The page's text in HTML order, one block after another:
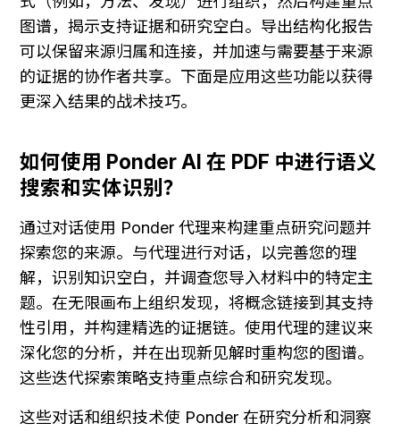
图谱，揭示支持证据和研究空白。导出结构化报告
可以保留来源归属和连接，并加速与需要基于来源
的证据的协作者共享。下面是应用这些功能以获得
更深入结果的战术技巧。
如何使用 Ponder AI 在 PDF 中进行语义
搜索和实体识别？
通过对话使用 Ponder 代理来构建重点研究问题并
探索您的来源。与代理进行对话，以完善您的理
解，识别知识空白，并调查您导入材料中的特定主
题。在无限画布上组织发现，将概念链接到其支持
性引用，并构建精选的证据链。使用代理的建议来
深化您的分析，并在出现新见解时重构您的图谱。
这些迭代探索策略支持重点综合和研究发现。
这些对话和组织技术使 Ponder 在研究分析和洞察